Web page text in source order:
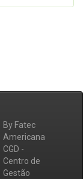
By Fatec
Americana
CGD -
Centro de
Gestão